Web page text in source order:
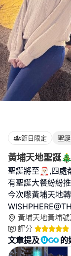
節日限定 聖
黃埔天地聖誕
聖誕將至🎅🏻,四
有聖誕大餐紛紛
今次嚟黃埔天地
黃埔天地黃埔
評分
文章提及 的